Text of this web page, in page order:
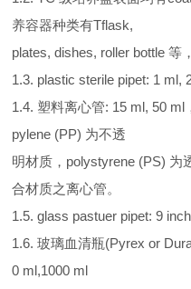
养容器种类有Tflask,
plates, dishes, roller bottle 等
1.3. plastic sterile pipet: 1 ml,
1.4. 塑料离心管: 15 ml, 50
pylene (PP) 为不透
明材质，polystyrene (PS) 为
合材质之离心管。
1.5. glass pastuer pipet: 9
1.6. 玻璃血清瓶(Pyrex or
0 ml,1000 ml